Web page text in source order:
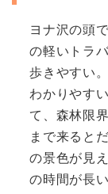
ヨナ沢の頭
の軽いトラ
歩きやすい
わかりやす
て、森林限
まで来ると
の景色が見
の時間が長